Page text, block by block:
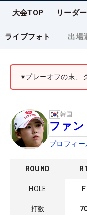
大会TOP リーダ
ライブフォト 出場
※プレーオフの末、
韓国
ファ
プロフィー
ROUND R1
HOLE F
打数 70